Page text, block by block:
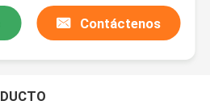
Contáctenos